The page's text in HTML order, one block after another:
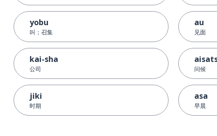
yobu
叫；召集
kai-sha
公司
jiki
时期
au
见面
问候
asa
早晨